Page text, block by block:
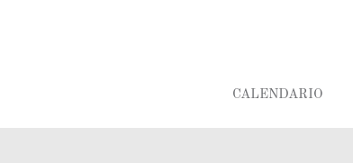
CALENDARIO